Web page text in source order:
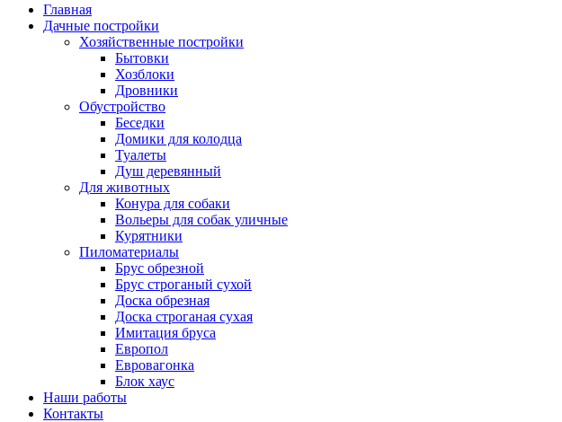
Главная
Дачные постройки
Хозяйственные постройки
Бытовки
Хозблоки
Дровники
Обустройство
Беседки
Домики для колодца
Туалеты
Душ деревянный
Для животных
Конура для собаки
Вольеры для собак уличные
Курятники
Пиломатериалы
Брус обрезной
Брус строганый сухой
Доска обрезная
Доска строганая сухая
Имитация бруса
Европол
Евровагонка
Блок хаус
Наши работы
Контакты